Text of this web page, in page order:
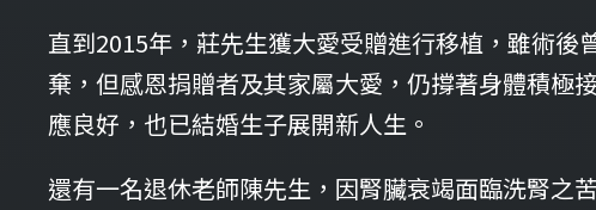
直到2015年，莊先生獲大愛受贈進行移植，雖術後
棄，但感恩捐贈者及其家屬大愛，仍撐著身體積極
應良好，也已結婚生子展開新人生。
還有一名退休老師陳先生，因腎臟衰竭面臨洗腎之